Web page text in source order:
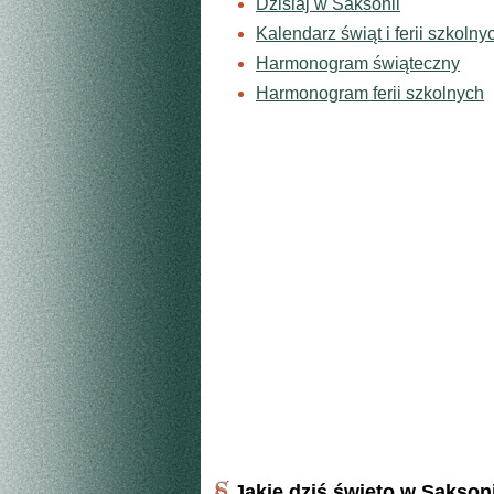
Dzisiaj w Saksonii
Kalendarz świąt i ferii
Harmonogram świąteczny
Harmonogram ferii szkolnych